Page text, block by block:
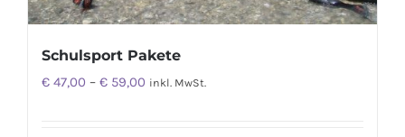
Schulsport Pakete
€ 47,00 – € 59,00 inkl. MwSt.